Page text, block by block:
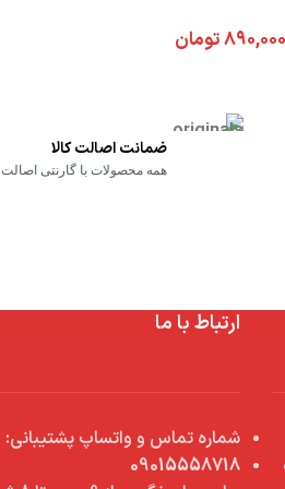
۸۹۰,۰۰۰تومان
ضمانت اصالت کالا
همه محصولات با گارنتی اصالت
ارتباط با ما
شماره تماس و واتساپ پشتیبانی:
09015558718